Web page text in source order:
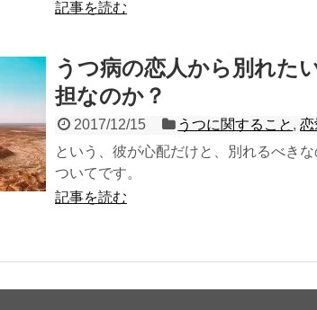
記事を読む
うつ病の恋人から別れた
担なのか？
2017/12/15 うつに関すること ,恋
という、彼が心配だけと、別れるべき
ついてです。
記事を読む